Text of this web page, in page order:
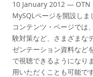
10 January 2012 — OTN
MySQLページを開設しま
コンテンツ・ページでは
験対策など、さまざまな
ゼンテーション資料など
で視聴できるようになり
用いただくことも可能で